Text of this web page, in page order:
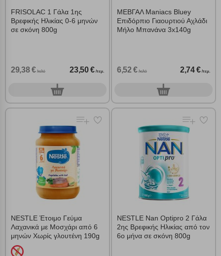
FRISOLAC 1 Γάλα 1ης
Βρεφικής Ηλικίας 0-6 μηνών
σε σκόνη 800g
29,38 € /κιλό 23,50 € /τεμ.
0τεμ.
ΜΕΒΓΑΛ Maniacs Bluey
Επιδόρπιο Γιαουρτιού Αχλάδι
Μήλο Μπανάνα 3x140g
6,52 € /κιλό 2,74 € /τεμ.
0τεμ.
NESTLE Έτοιμο Γεύμα
Λαχανικά με Μοσχάρι από 6
μηνών Χωρίς γλουτένη 190g
NESTLE Nan Optipro 2 Γάλα
2ης Βρεφικής Ηλικίας από τον
6ο μήνα σε σκόνη 800g